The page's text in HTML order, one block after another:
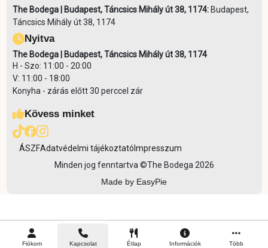
Fiókom Kapcsolat Étlap Információk Több
The Bodega | Budapest, Táncsics Mihály út 38, 1174: Budapest,
Táncsics Mihály út 38, 1174
Nyitva
The Bodega | Budapest, Táncsics Mihály út 38, 1174
H - Szo: 11:00 - 20:00
V: 11:00 - 18:00
Konyha - zárás előtt 30 perccel zár
Kövess minket
ÁSZFAdatvédelmi tájékoztató Impresszum
Minden jog fenntartva ©The Bodega 2026
Made by EasyPie